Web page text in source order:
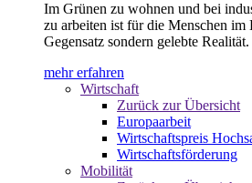
Im Grünen zu wohnen und bei
zu arbeiten ist für die Menschen im
Gegensatz sondern gelebte Realität.
mehr erfahren
Wirtschaft
Zurück zur Übersicht
Europaarbeit
Wirtschaftspreis
Wirtschaftsförderung
Mobilität